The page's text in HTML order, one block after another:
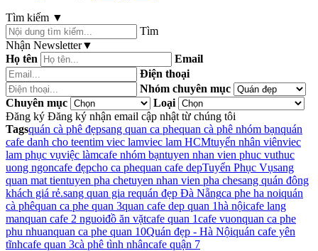
Tìm kiếm ▼
Tìm
Nhận Newsletter▼
Họ tên
Email
Điện thoại
Nhóm chuyên mục
Chuyên mục
Loại
Đăng ký Đăng ký nhận email cập nhật từ chúng tôi
Tagsquán cà phê đẹpsang quan ca phequan cà phê nhóm bạnquán
cafe danh cho teentim viec lamviec lam HCMtuyển nhân viênviec
lam phục vụviệc làmcafe nhóm bạntuyen nhan vien phuc vuthuc
uong ngoncafe đẹpcho ca phequan cafe depTuyển Phục Vụsang
quan mat tientuyen pha chetuyen nhan vien pha chesang quán đông
khách giá rẻ.sang quan gia requán đẹp Đà Nẵngca phe ha noiquán
cà phêquan ca phe quan 3quan cafe dep quan 1hà nộicafe lang
manquan cafe 2 nguoiđồ ăn vặtcafe quan 1cafe vuonquan ca phe
phu nhuanquan ca phe quan 10Quán đẹp - Hà Nộiquán cafe yên
tĩnhcafe quan 3cà phê tình nhâncafe quận 7